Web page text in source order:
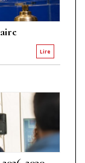
Lire